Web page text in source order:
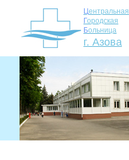
Центральная
Городская
Больница
г. Азова